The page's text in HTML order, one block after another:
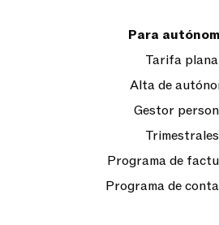
Para
Tarifa plana
Alta de
Gestor
Trimestrales
Programa de
Programa de